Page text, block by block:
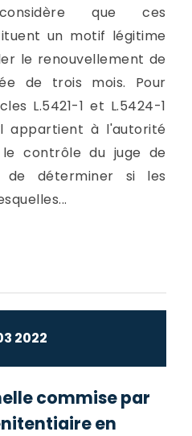
que ces
un motif légitime
le renouvellement de
de trois mois. Pour
L.5421-1 et L.5424-1
appartient à l'autorité
le contrôle du juge de
de déterminer si les
2022
commise par
en